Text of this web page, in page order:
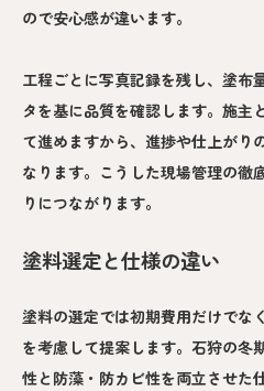
ので安心感が違います。
工程ごとに写真記録を残し、塗布
タを基に品質を確認します。施主
て進めますから、進捗や仕上がり
なります。こうした現場管理の徹
りにつながります。
塗料選定と仕様の違い
塗料の選定では初期費用だけでな
を考慮して提案します。石狩の冬
性と防藻・防カビ性を両立させた